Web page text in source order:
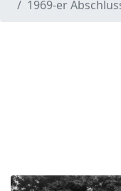
1969-er